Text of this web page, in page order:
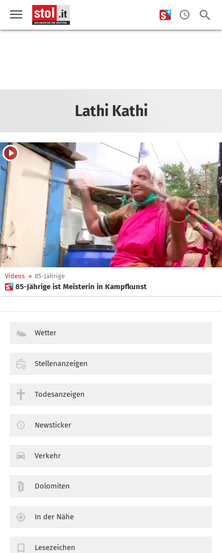
Lathi Kathi
Videos » 85-Jährige
 85-Jährige ist Meisterin in Kampfkunst
Wetter
Stellenanzeigen
Todesanzeigen
Newsticker
Verkehr
Dolomiten
In der Nähe
Lesezeichen